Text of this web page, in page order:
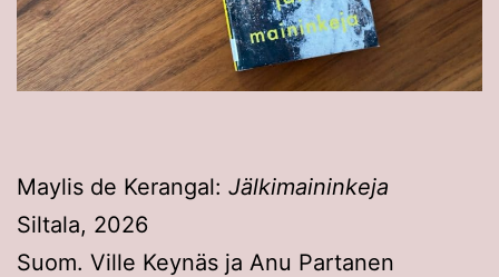
Maylis de Kerangal: Jälkimaininkeja
Siltala, 2026
Suom. Ville Keynäs ja Anu Partanen